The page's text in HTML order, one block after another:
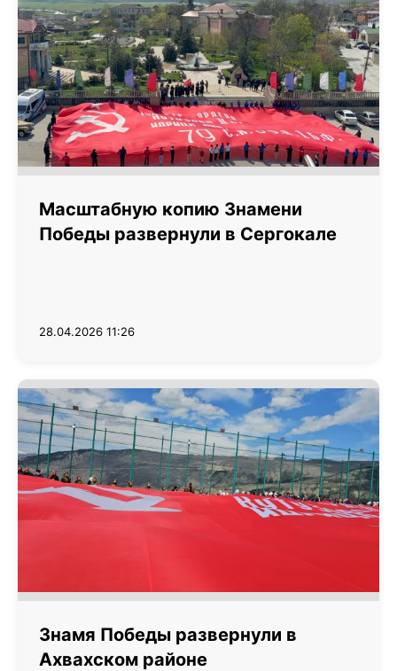
Масштабную копию Знамени
Победы развернули в Сергокале
28.04.2026 11:26
Знамя Победы развернули в
Ахвахском районе